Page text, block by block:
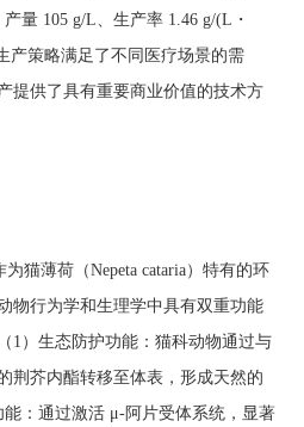
量 105 g/L、生产率 1.46 g/(L・
产策略满足了不同医疗场景的需
提供了具有重要商业价值的技术方
为猫薄荷（Nepeta cataria）特有的环
物行为学和生理学中具有双重功能
1）生态防护功能：猫科动物通过与
荆芥内酯转移至体表，形成天然的
：通过激活 μ-阿片受体系统，显著